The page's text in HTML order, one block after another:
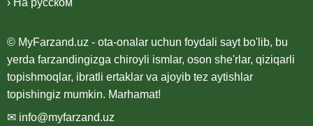
› На русском
© MyFarzand.uz - ota-onalar uchun foydali sayt bo'lib, bu
yerda farzandingizga chiroyli ismlar, oson she'rlar, qiziqarli
topishmoqlar, ibratli ertaklar va ajoyib tez aytishlar
topishingiz mumkin. Marhamat!
✉ info@myfarzand.uz